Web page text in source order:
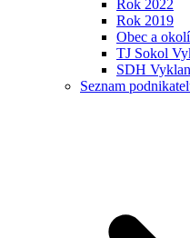
Rok 2022
Rok 2019
Obec a okolí
TJ Sokol
SDH
Seznam